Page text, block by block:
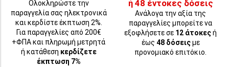
Ολοκληρώστε την
παραγγελία σας ηλεκτρονικά
και κερδίστε έκπτωση 2%.
Για παραγγελίες από 200€
+ΦΠΑ και πληρωμή μετρητά
ή κατάθεση κερδίζετε
έκπτωση 7%
ή 48 έντοκες δόσεις
Ανάλογα την αξία της
παραγγελίες μπορείτε να
εξοφλήσετε σε 12 άτοκεςή
έως 48 δόσειςμε
προνομιακό επιτόκιο.